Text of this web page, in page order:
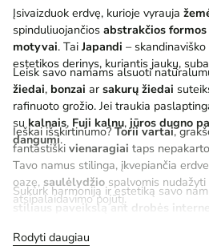
Įsivaizduok erdvę, kurioje vyrauja
spinduliuojančios abstrakčios formos
motyvai. Tai Japandi –
estetikos derinys, kuriantis jaukų,
Leisk savo namams alsuoti
žiedai, bonzai ar sakurų žiedai
rafinuoto grožio. Jei traukia
su kalnais, Fuji kalnu, jūros dugno
dangumi.
Ieškai išskirtinumo?Torii vartai,
fantastiški vienaragiai taps
Tavo namus stilinga, įkvepiančia
oazę, saulėlydžio spalvomis
atsipalaidavimo pojūtį.
Sukurk harmoniją ir estetiką savo
stiliaus paveikslą ant drobės
Rodyti daugiau